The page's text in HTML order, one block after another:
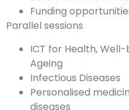
Funding
Parallel sessions
ICT for Health,
Ageing
Infectious Diseases
Personalised
diseases